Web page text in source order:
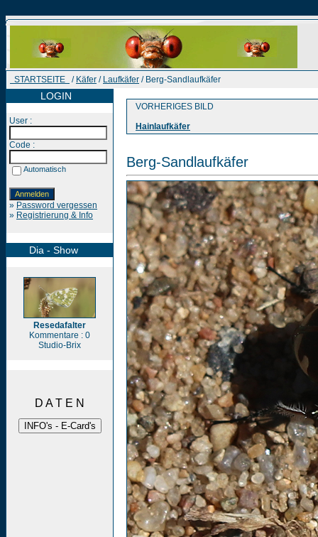
STARTSEITE / Käfer / Laufkäfer / Berg-Sandlaufkäfer
LOGIN
User :
Code :
Automatisch
» Password vergessen
» Registrierung & Info
Dia - Show
Resedafalter
Kommentare : 0
Studio-Brix
D A T E N
VORHERIGES BILD
Hainlaufkäfer
Berg-Sandlaufkäfer